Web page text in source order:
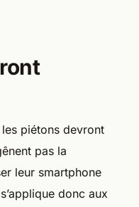
piétons devront
pas la
leur smartphone
donc aux